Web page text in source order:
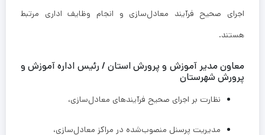
اجرای صحیح فرآیند معادل‌سازی و انجام وظایف اداری مرتبط
هستند.
معاون مدیر آموزش و پرورش استان / رئیس اداره آموزش و
پرورش شهرستان
نظارت بر اجرای صحیح فرآیندهای معادل‌سازی،
مدیریت پرسنل منصوب‌شده در مراکز معادل‌سازی،